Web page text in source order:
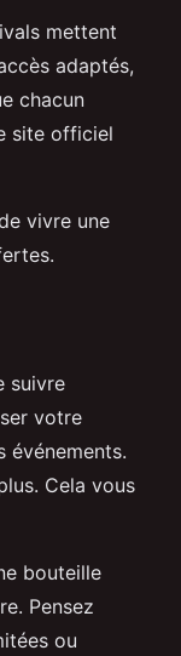
mettent
adaptés,
chacun
site officiel
vivre une
suivre
votre
événements.
Cela vous
bouteille
Pensez
ou